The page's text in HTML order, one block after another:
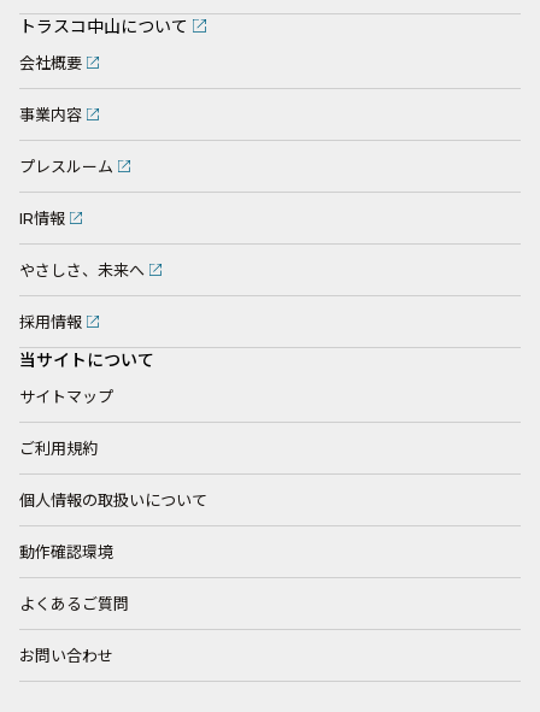
トラスコ中山について
会社概要
事業内容
プレスルーム
IR情報
やさしさ、未来へ
採用情報
当サイトについて
サイトマップ
ご利用規約
個人情報の取扱いについて
動作確認環境
よくあるご質問
お問い合わせ